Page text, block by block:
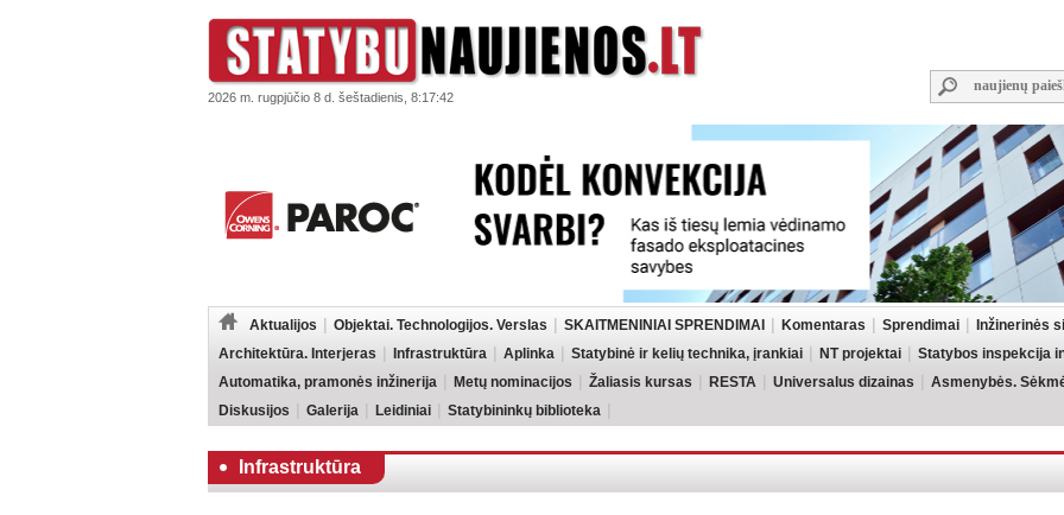
2026 m. rugpjūčio 8 d. šeštadienis, 8:17:42
Aktualijos Objektai. Technologijos. Verslas SKAITMENINIAI SPRENDIMAI Komentaras Sprendimai
Inžinerinės
Architektūra. Interjeras
Infrastruktūra Aplinka Statybinė ir kelių technika, įrankiai NT projektai
Statybos inspekcija
Automatika, pramonės inžinerija
Metų nominacijos Žaliasis kursas RESTA Universalus dizainas
Asmenybės.
Diskusijos
Galerija Leidiniai Statybininkų biblioteka
Infrastruktūra